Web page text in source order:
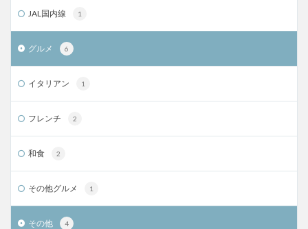
JAL国内線 1
グルメ 6
イタリアン 1
フレンチ 2
和食 2
その他グルメ 1
その他 4